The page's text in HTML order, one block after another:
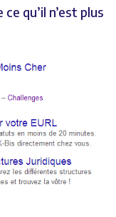
qu’il n’est plus